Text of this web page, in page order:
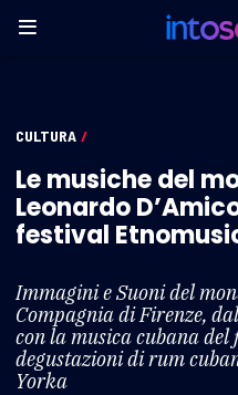
CULTURA /
Le musiche del
Leonardo
festival
Immagini e Suoni del
Compagnia di Firenze,
con la musica cubana del
degustazioni di rum
Yorka